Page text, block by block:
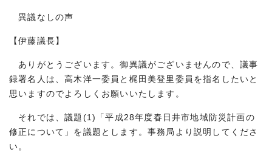
異議なしの声
【伊藤議長】
ありがとうございます。御異議がございませんので、議事
録署名人は、高木洋一委員と梶田美登里委員を指名したいと
思いますのでよろしくお願いいたします。
それでは、議題(1)「平成28年度春日井市地域防災計画の
修正について」を議題とします。事務局より説明してくださ
い。